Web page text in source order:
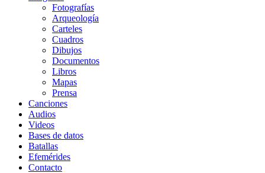
Fotografías
Arqueología
Carteles
Cuadros
Dibujos
Documentos
Libros
Mapas
Prensa
Canciones
Audios
Videos
Bases de datos
Batallas
Efemérides
Contacto